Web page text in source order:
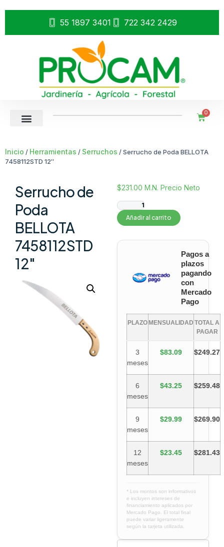
55 1897 3401 722 342 2429
0
Inicio / Herramientas / Serruchos / Serrucho de Poda BELLOTA
7458112STD 12″
Serrucho de
Poda
BELLOTA
7458112STD
12″
$231.00 M.N. Precio Neto
Añadir al carrito
Pagos a
plazos
pagando
con
Mercado
Pago
PLAZO MENSUALIDAD TOTAL A
PAGAR
3
meses
$83.09 $249.27
6
meses
$43.25 $259.48
9
meses
$29.99 $269.90
12
meses
$23.45 $281.43
* Los montos son informativos
e incluyen intereses de
financiamiento aplicados por
Mercado Pago. El total final
puede variar ligeramente
según la tarjeta utilizada.